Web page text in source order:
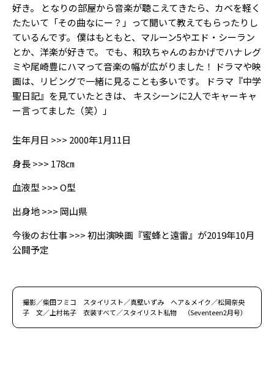
好き。 となりの部屋から音楽が聴こえてきたら、カベを軽く
たたいて「その曲なにー？」って聞いて教えてもらったりし
ているんです。 僕はもともと、マルーン5やエド・シーラン
とか、洋楽が好きで。 でも、和玖ちゃんのおかげでハナレグ
ミや尾崎豊にハマって音楽の幅が広がりました！ ドラマや映
画は、リビングで一緒に見ることも多いです。 ドラマ『中学
聖日記』を見ていたときは、 キスシーンに2人でキャーキャ
ー言ってました（笑）」
生年月日 >>> 2000年1月11日
身長 >>> 178㎝
血液型 >>> O型
出身地 >>> 岡山県
今後のお仕事 >>> 初出演映画『蜜蜂と遠雷』が2019年10月
公開予定
撮影／柴田フミコ スタイリスト／真壁いずみ ヘア＆メイク／松岡奈央
子 文／上村祐子 衣装すべて／スタイリスト私物 （Seventeen2月号）